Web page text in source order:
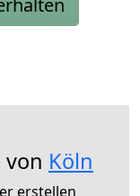
Köln
erstellen